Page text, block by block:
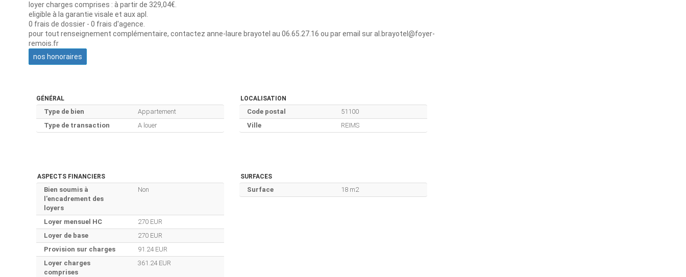
loyer charges comprises : à partir de 329,04€.
eligible à la garantie visale et aux apl.
0 frais de dossier - 0 frais d'agence.
pour tout renseignement complémentaire, contactez anne-laure brayotel au 06.65.27.16 ou par email sur al.brayotel@foyer-
remois.fr
nos honoraires
GÉNÉRAL
Type de bien
Appartement
Type de transaction
A louer
LOCALISATION
Code postal
51100
Ville
REIMS
ASPECTS FINANCIERS
Bien soumis à
l'encadrement des
loyers
Non
Loyer mensuel HC
270 EUR
Loyer de base
270 EUR
Provision sur charges
91.24 EUR
Loyer charges
comprises
361.24 EUR
SURFACES
Surface 18 m2